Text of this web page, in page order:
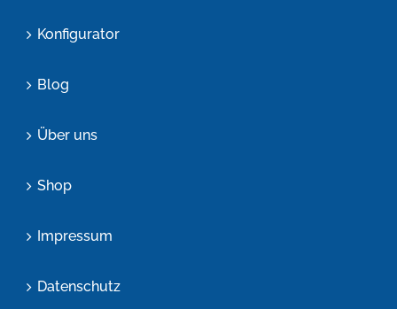
Konfigurator
Blog
Über uns
Shop
Impressum
Datenschutz